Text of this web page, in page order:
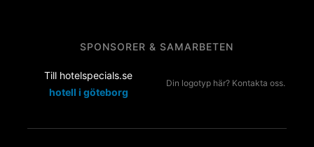
SPONSORER & SAMARBETEN
Till hotelspecials.se
hotell i göteborg
Din logotyp här? Kontakta oss.